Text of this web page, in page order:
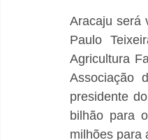
Aracaju será
Paulo
Agricultura
Associação
presidente
bilhão para
milhões para